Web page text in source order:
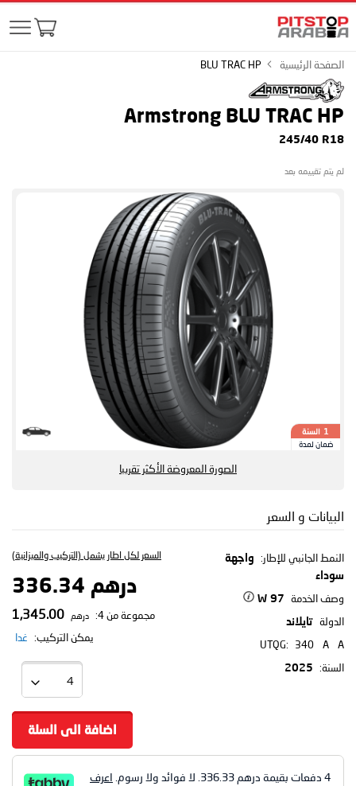
الصفحة الرئيسية BLU TRAC HP
Armstrong BLU TRAC HP
245/40 R18
لم يتم تقييمه بعد
1 السنة
ضمان لمدة
الصورة المعروضة الأكثر تقريبا
البيانات و السعر
النمط الجانبي للإطار:
واجهة
سوداء
وصف الخدمة 97 W
الدولة تايلاند
UTQG: 340 A
A
السنة:
2025
السعر لكل اطار يشمل (التركيب والميزانية)
درهم 336.34
مجموعة من 4: درهم
يمكن التركيب: غدا
اضافة الى السلة
4 دفعات بقيمة درهم 336.33 . لا فوائد ولا رسوم. اعرف